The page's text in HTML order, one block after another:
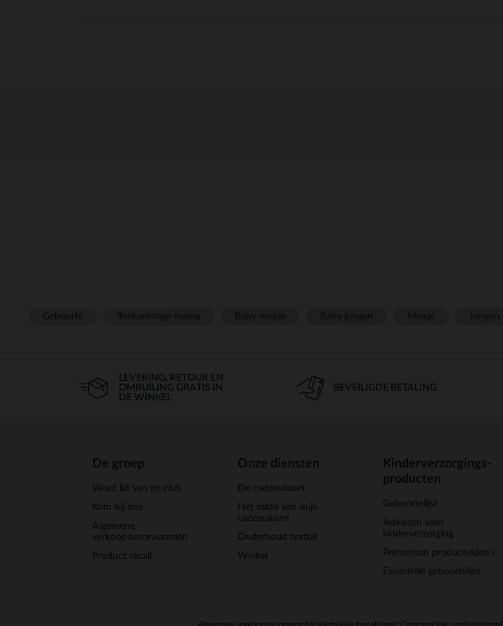
LEVERING, RETOUR EN
OMRUILING GRATIS IN
DE WINKEL
BEVEILIGDE BETALING
De groep
Word lid van de club
Kom bij ons
Algemene
verkoopsvoorwaarden
Product recall
Onze diensten
De cadeaukaart
Het saldo van mijn
cadeaukaart
Onderhoud textiel
Winkel
Kinderverzorgings-
producten
Geboortelijst
Adviezen voor
kinderverzorging
Prémaman productvideo's
Essentiële geboortelijst